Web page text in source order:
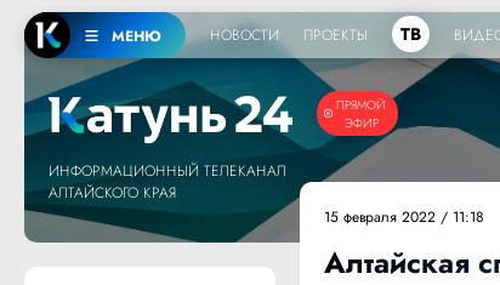
МЕНЮ НОВОСТИ ПРОЕКТЫ ТВ
ПРЯМОЙ
ЭФИР
ИНФОРМАЦИОННЫЙ ТЕЛЕКАНАЛ
АЛТАЙСКОГО КРАЯ
15 февраля 2022 / 11:18
Алтайская